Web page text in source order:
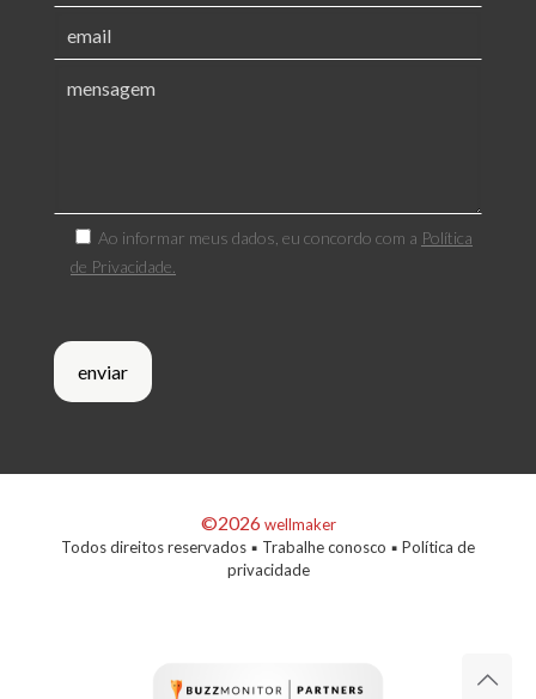
Ao informar meus dados, eu concordo com a Política
de Privacidade.
©2026wellmaker
Todos direitos reservados ▪ Trabalhe conosco ▪ Política de
privacidade